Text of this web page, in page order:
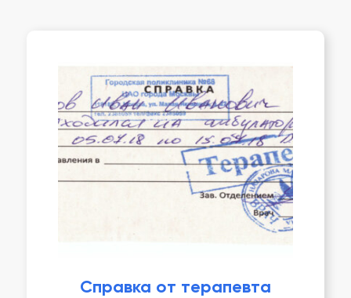
Справка от терапевта